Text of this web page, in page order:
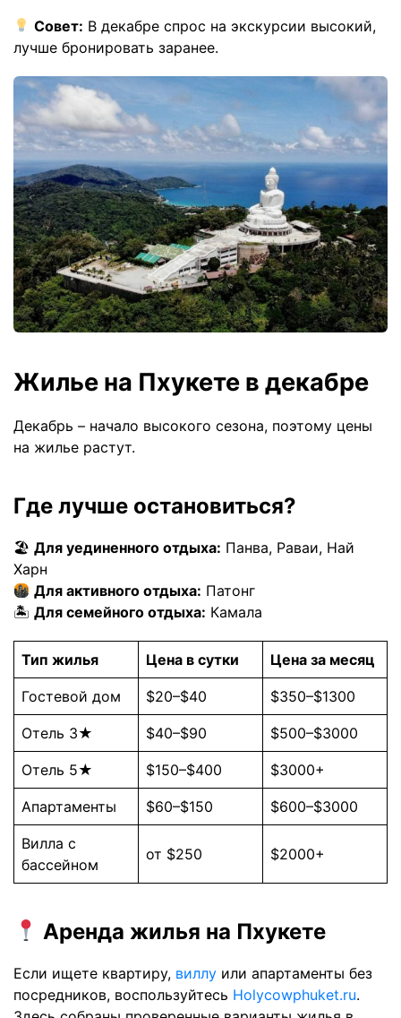
Совет: В декабре спрос на экскурсии высокий,
лучше бронировать заранее.
Жилье на Пхукете в декабре
Декабрь – начало высокого сезона, поэтому цены
на жилье растут.
Где лучше остановиться?
🏖 Для уединенного отдыха: Панва, Раваи, Най
Харн
Для активного отдыха: Патонг
🏝 Для семейного отдыха: Камала
Тип жилья Цена в сутки Цена за месяц
Гостевой дом $20–$40 $350–$1300
Отель 3★ $40–$90 $500–$3000
Отель 5★ $150–$400 $3000+
Апартаменты $60–$150 $600–$3000
Вилла с
бассейном
от $250 $2000+
Аренда жилья на Пхукете
Если ищете квартиру, виллу или апартаменты без
посредников, воспользуйтесь Holycowphuket.ru.